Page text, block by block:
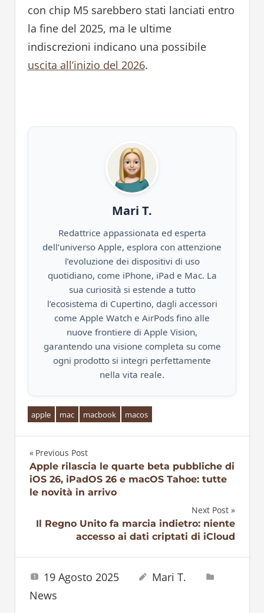
con chip M5 sarebbero stati lanciati entro
la fine del 2025, ma le ultime
indiscrezioni indicano una possibile
uscita all’inizio del 2026.
Mari T.
Redattrice appassionata ed esperta
dell’universo Apple, esplora con attenzione
l’evoluzione dei dispositivi di uso
quotidiano, come iPhone, iPad e Mac. La
sua curiosità si estende a tutto
l’ecosistema di Cupertino, dagli accessori
come Apple Watch e AirPods fino alle
nuove frontiere di Apple Vision,
garantendo una visione completa su come
ogni prodotto si integri perfettamente
nella vita reale.
apple mac macbook macos
Navigazione
articoli
Previous Post
Apple rilascia le quarte beta pubbliche di
iOS 26, iPadOS 26 e macOS Tahoe: tutte
le novità in arrivo
Next Post
Il Regno Unito fa marcia indietro: niente
accesso ai dati criptati di iCloud
19 Agosto 2025
Mari T.
News